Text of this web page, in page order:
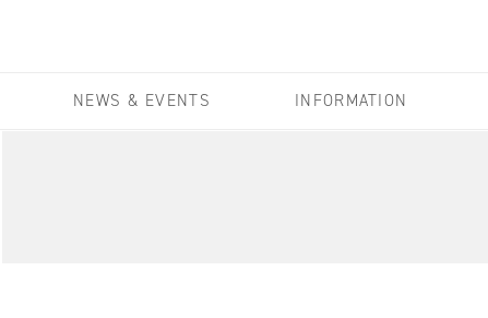
NEWS & EVENTS INFORMATION